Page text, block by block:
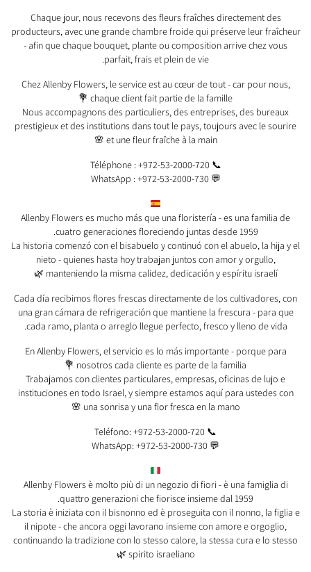
Chaque jour, nous recevons des fleurs fraîches directement des
producteurs, avec une grande chambre froide qui préserve leur fraîcheur
- afin que chaque bouquet, plante ou composition arrive chez vous
parfait, frais et plein de vie.
Chez Allenby Flowers, le service est au cœur de tout - car pour nous,
chaque client fait partie de la famille 💐
Nous accompagnons des particuliers, des entreprises, des bureaux
prestigieux et des institutions dans tout le pays, toujours avec le sourire
et une fleur fraîche à la main 🌸
📞 Téléphone : +972-53-2000-720
💬 WhatsApp : +972-53-2000-730
Allenby Flowers es mucho más que una floristería - es una familia de
cuatro generaciones floreciendo juntas desde 1959.
La historia comenzó con el bisabuelo y continuó con el abuelo, la hija y el
nieto - quienes hasta hoy trabajan juntos con amor y orgullo,
manteniendo la misma calidez, dedicación y espíritu israelí 🌿
Cada día recibimos flores frescas directamente de los cultivadores, con
una gran cámara de refrigeración que mantiene la frescura - para que
cada ramo, planta o arreglo llegue perfecto, fresco y lleno de vida.
En Allenby Flowers, el servicio es lo más importante - porque para
nosotros cada cliente es parte de la familia 💐
Trabajamos con clientes particulares, empresas, oficinas de lujo e
instituciones en todo Israel, y siempre estamos aquí para ustedes con
una sonrisa y una flor fresca en la mano 🌸
📞 Teléfono: +972-53-2000-720
💬 WhatsApp: +972-53-2000-730
Allenby Flowers è molto più di un negozio di fiori - è una famiglia di
quattro generazioni che fiorisce insieme dal 1959.
La storia è iniziata con il bisnonno ed è proseguita con il nonno, la figlia e
il nipote - che ancora oggi lavorano insieme con amore e orgoglio,
continuando la tradizione con lo stesso calore, la stessa cura e lo stesso
spirito israeliano 🌿